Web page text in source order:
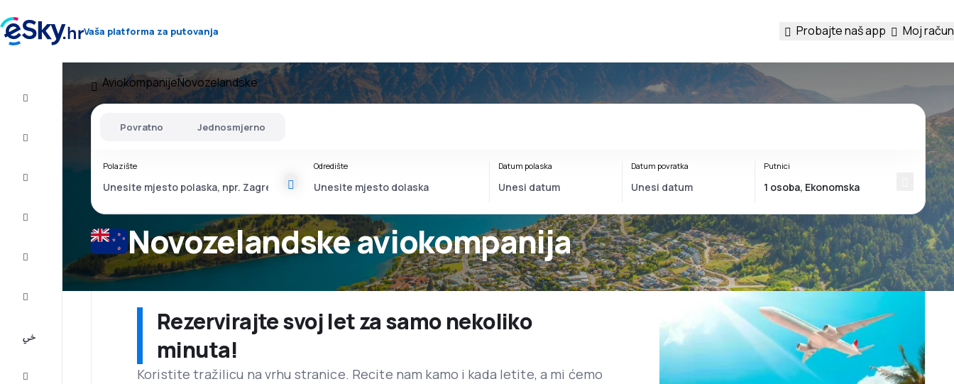
Vaša platforma za putovanja Probajte naš app Moj račun
AviokompanijeNovozelandske
Novozelandske aviokompanija
Povratno Jednosmjerno
Polazište Odredište Datum polaska Datum povratka Putnici
Rezervirajte svoj let za samo nekoliko
minuta!
Koristite tražilicu na vrhu stranice. Recite nam kamo i kada letite, a mi ćemo